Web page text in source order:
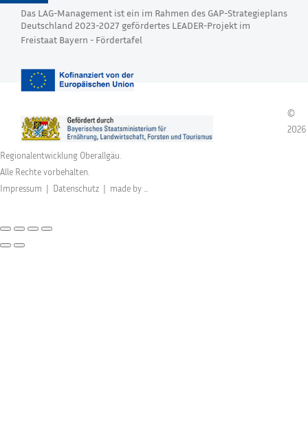
Das LAG-Management ist ein im Rahmen des GAP-Strategieplans
Deutschland 2023-2027 gefördertes LEADER-Projekt im
Freistaat Bayern - Fördertafel
©
2026
Regionalentwicklung Oberallgäu.
Alle Rechte vorbehalten.
Impressum | Datenschutz | made by ...